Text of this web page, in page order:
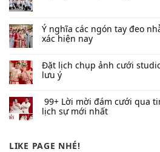
Ý nghĩa các ngón tay đeo
xác hiện nay
Đặt lịch chụp ảnh cưới
lưu ý
99+ Lời mời đám cưới qua
lịch sự mới nhất
LIKE PAGE NHÉ!